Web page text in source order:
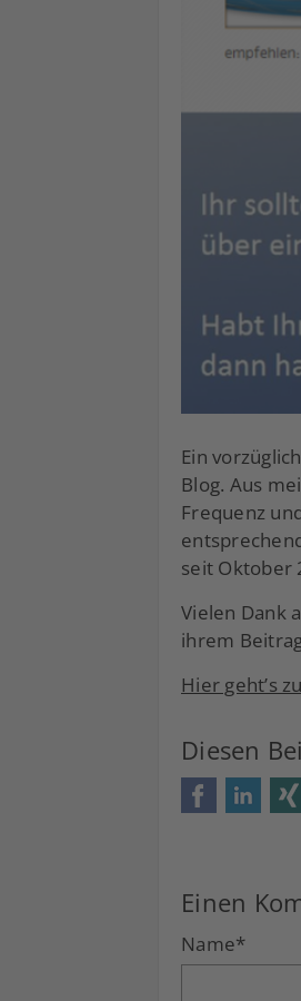
Ein
Blog. Aus
Frequenz
seit Oktober
Vielen Dank
ihrem
Hier geht’s
Diesen
Facebook
Einen
Name*